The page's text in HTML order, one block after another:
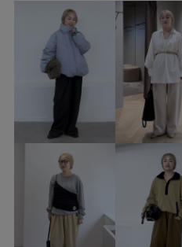
シューズ ブーツ ファッ
SBA64210
SHW43000 24AW30
salon_foxseries
サステナブル レザー 春夏